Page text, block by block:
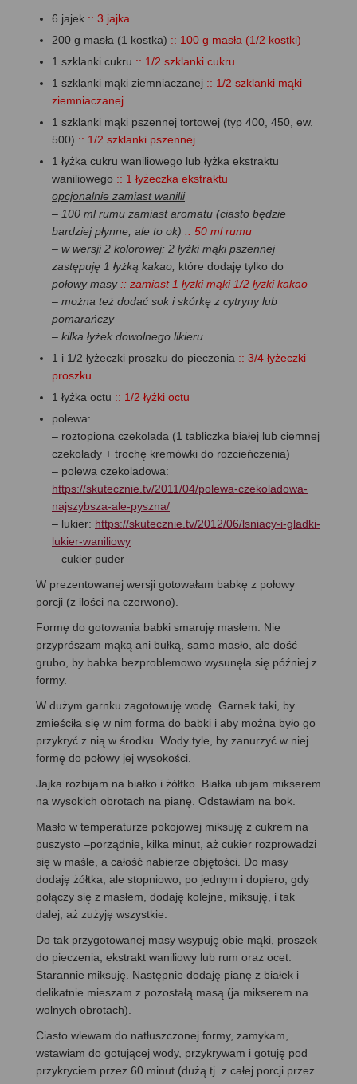
6 jajek :: 3 jajka
200 g masła (1 kostka) :: 100 g masła (1/2 kostki)
1 szklanki cukru :: 1/2 szklanki cukru
1 szklanki mąki ziemniaczanej :: 1/2 szklanki mąki
ziemniaczanej
1 szklanki mąki pszennej tortowej (typ 400, 450, ew.
500) :: 1/2 szklanki pszennej
1 łyżka cukru waniliowego lub łyżka ekstraktu
waniliowego :: 1 łyżeczka ekstraktu
opcjonalnie zamiast wanilii
– 100 ml rumu zamiast aromatu (ciasto będzie
bardziej płynne, ale to ok) :: 50 ml rumu
– w wersji 2 kolorowej: 2 łyżki mąki pszennej
zastępuję 1 łyżką kakao, które dodaję tylko do
połowy masy :: zamiast 1 łyżki mąki 1/2 łyżki kakao
– można też dodać sok i skórkę z cytryny lub
pomarańczy
– kilka łyżek dowolnego likieru
1 i 1/2 łyżeczki proszku do pieczenia :: 3/4 łyżeczki
proszku
1 łyżka octu :: 1/2 łyżki octu
polewa:
– roztopiona czekolada (1 tabliczka białej lub ciemnej
czekolady + trochę kremówki do rozcieńczenia)
– polewa czekoladowa:
https://skutecznie.tv/2011/04/polewa-czekoladowa-
najszybsza-ale-pyszna/
– lukier: https://skutecznie.tv/2012/06/lsniacy-i-gladki-
lukier-waniliowy
– cukier puder
W prezentowanej wersji gotowałam babkę z połowy
porcji (z ilości na czerwono).
Formę do gotowania babki smaruję masłem. Nie
przyprószam mąką ani bułką, samo masło, ale dość
grubo, by babka bezproblemowo wysunęła się później z
formy.
W dużym garnku zagotowuję wodę. Garnek taki, by
zmieściła się w nim forma do babki i aby można było go
przykryć z nią w środku. Wody tyle, by zanurzyć w niej
formę do połowy jej wysokości.
Jajka rozbijam na białko i żółtko. Białka ubijam mikserem
na wysokich obrotach na pianę. Odstawiam na bok.
Masło w temperaturze pokojowej miksuję z cukrem na
puszysto –porządnie, kilka minut, aż cukier rozprowadzi
się w maśle, a całość nabierze objętości. Do masy
dodaję żółtka, ale stopniowo, po jednym i dopiero, gdy
połączy się z masłem, dodaję kolejne, miksuję, i tak
dalej, aż zużyję wszystkie.
Do tak przygotowanej masy wsypuję obie mąki, proszek
do pieczenia, ekstrakt waniliowy lub rum oraz ocet.
Starannie miksuję. Następnie dodaję pianę z białek i
delikatnie mieszam z pozostałą masą (ja mikserem na
wolnych obrotach).
Ciasto wlewam do natłuszczonej formy, zamykam,
wstawiam do gotującej wody, przykrywam i gotuję pod
przykryciem przez 60 minut (dużą tj. z całej porcji przez